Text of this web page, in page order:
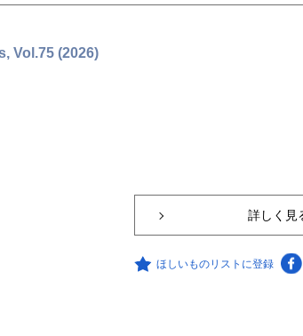
Vol.75 (2026)
詳しく見
ほしいものリストに登録